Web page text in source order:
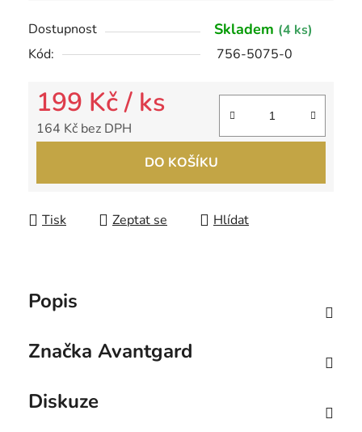
Dostupnost Skladem (4 ks)
Kód:
756-5075-0
199 Kč/ ks
164 Kč bez DPH
DO KOŠÍKU
Tisk Zeptat se Hlídat
Popis
Značka Avantgard
Diskuze